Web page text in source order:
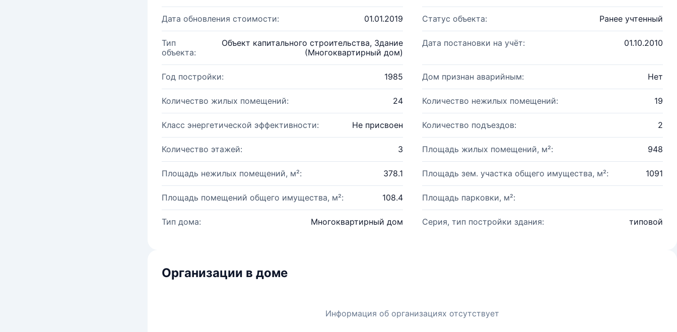
Дата обновления стоимости: 01.01.2019 Статус объекта: Ранее учтенный
Тип
объекта:
Объект капитального строительства, Здание
(Многоквартирный дом)
Дата постановки на учёт: 01.10.2010
Год постройки: 1985 Дом признан аварийным: Нет
Количество жилых помещений: 24 Количество нежилых помещений: 19
Класс энергетической эффективности: Не присвоен Количество подъездов: 2
Количество этажей: 3 Площадь жилых помещений, м²: 948
Площадь нежилых помещений, м²: 378.1 Площадь зем. участка общего имущества, м²: 1091
Площадь помещений общего имущества, м²: 108.4 Площадь парковки, м²:
Тип дома: Многоквартирный дом Серия, тип постройки здания: типовой
Организации в доме
Информация об организациях отсутствует